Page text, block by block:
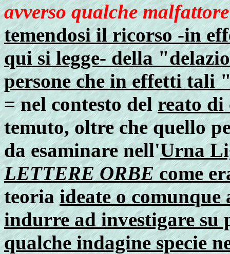
avverso qualche malfattore
temendosi il ricorso -in
qui si legge- della
persone che in effetti tali
=nel contesto delreato di
temuto, oltre che quello
da esaminare nell'Urna
LETTERE ORBEcome
teoriaideate o
indurre ad investigare su
qualche indagine specie